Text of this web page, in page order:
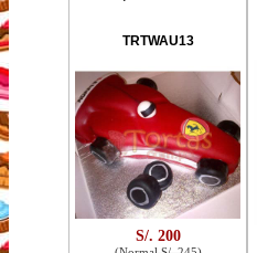
TRTWAU13
S/. 200